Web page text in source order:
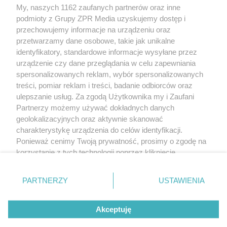
Żaden utwór zamieszczony w serwisie nie może być powielany i
rozpowszechniany lub dalej rozpowszechniany w jakikolwiek sposób (w tym
także elektroniczny lub mechaniczny) na jakimkolwiek polu eksploatacji w
jakiejkolwiek formie, włącznie z umieszczaniem w Internecie bez pisemnej
zgody właściciela praw. Jakiekolwiek użycie lub wykorzystanie utworów w
całości lub w części z naruszeniem prawa, tzn. bez właściwej zgody, jest
zabronione pod groźbą kary i może być ścigane prawnie.
My, naszych 1162 zaufanych partnerów oraz inne
podmioty z Grupy ZPR Media uzyskujemy dostęp i
przechowujemy informacje na urządzeniu oraz
przetwarzamy dane osobowe, takie jak unikalne
identyfikatory, standardowe informacje wysyłane przez
urządzenie czy dane przeglądania w celu zapewniania
spersonalizowanych reklam, wybór spersonalizowanych
treści, pomiar reklam i treści, badanie odbiorców oraz
ulepszanie usług. Za zgodą Użytkownika my i Zaufani
Partnerzy możemy używać dokładnych danych
geolokalizacyjnych oraz aktywnie skanować
charakterystykę urządzenia do celów identyfikacji.
Ponieważ cenimy Twoją prywatność, prosimy o zgodę na
korzystanie z tych technologii poprzez kliknięcie
zmienić/wycofać klikając przycisk ustawień prywatności
znajdujący się w lewym dolnym rogu strony
rodzaje przetwarzania danych nie wymagają zgody
użytkownika, ale masz prawo sprzeciwić się takiemu
przetwarzaniu. Preferencje będą miały zastosowanie tylko
PARTNERZY USTAWIENIA
Akceptuję